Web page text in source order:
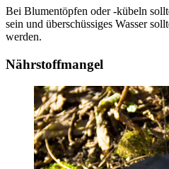
Bei Blumentöpfen oder -kübeln
sein und überschüssiges Wasser
werden.
Nährstoffmangel